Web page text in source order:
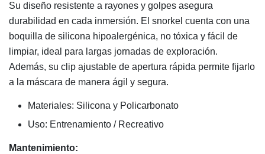
Su diseño resistente a rayones y golpes asegura
durabilidad en cada inmersión. El snorkel cuenta con una
boquilla de silicona hipoalergénica, no tóxica y fácil de
limpiar, ideal para largas jornadas de exploración.
Además, su clip ajustable de apertura rápida permite fijarlo
a la máscara de manera ágil y segura.
Materiales: Silicona y Policarbonato
Uso: Entrenamiento / Recreativo
Mantenimiento: